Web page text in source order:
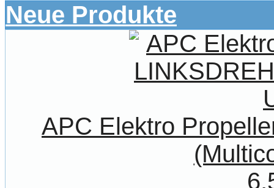
Neue Produkte
APC Elektro